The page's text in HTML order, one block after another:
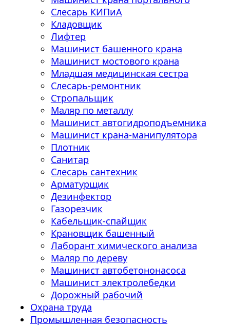
Слесарь КИПиА
Кладовщик
Лифтер
Машинист башенного крана
Машинист мостового крана
Младшая медицинская сестра
Слесарь-ремонтник
Стропальщик
Маляр по металлу
Машинист автогидроподъемника
Машинист крана-манипулятора
Плотник
Санитар
Слесарь сантехник
Арматурщик
Дезинфектор
Газорезчик
Кабельщик-спайщик
Крановщик башенный
Лаборант химического анализа
Маляр по дереву
Машинист автобетононасоса
Машинист электролебедки
Дорожный рабочий
Охрана труда
Промышленная безопасность